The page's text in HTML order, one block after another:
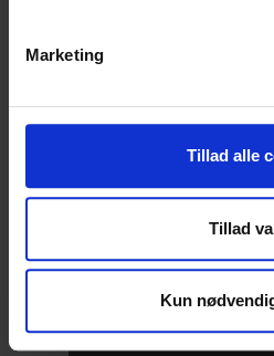
Marketing
Tillad alle
Tillad
Kun